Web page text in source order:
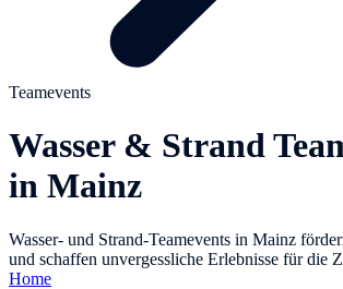
Teamevents
Wasser & Strand
in Mainz
Wasser- und Strand-Teamevents in Mainz
und schaffen unvergessliche Erlebnisse für die
Home